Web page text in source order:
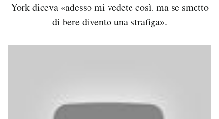
York diceva «adesso mi vedete così, ma se smetto
di bere divento una strafiga».